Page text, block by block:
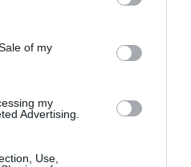
and its third-party tags to
purposes in below Google
of my
my
Advertising.
Use,